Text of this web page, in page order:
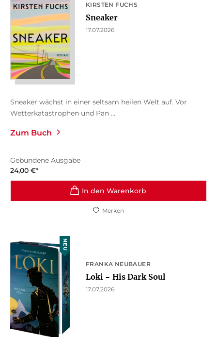
KIRSTEN FUCHS
Sneaker
17.07.2026
Sneaker wächst in einer seltsam heilen Welt auf. Vor
Wetterkatastrophen und Pan ...
Zum Buch
Gebundene Ausgabe
24,00 €*
In den Warenkorb
Merken
NEU
FRANKA NEUBAUER
Loki − His Dark Soul
17.07.2026